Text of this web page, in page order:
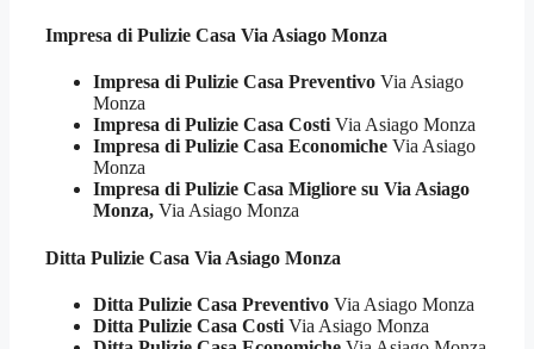
Impresa di Pulizie Casa Via Asiago Monza
Impresa di Pulizie Casa Preventivo Via Asiago
Monza
Impresa di Pulizie Casa CostiVia Asiago Monza
Impresa di Pulizie Casa Economiche Via Asiago
Monza
Impresa di Pulizie Casa Migliore su Via Asiago
Monza, Via Asiago Monza
Ditta Pulizie Casa Via Asiago Monza
Ditta Pulizie Casa Preventivo Via Asiago Monza
Ditta Pulizie Casa Costi Via Asiago Monza